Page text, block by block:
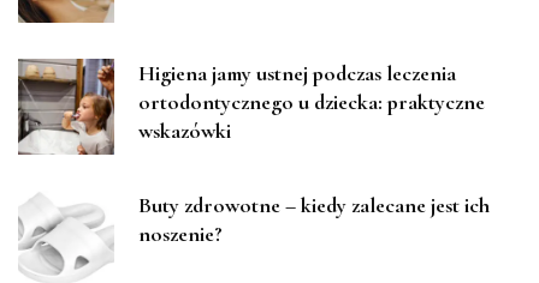
Higiena jamy ustnej podczas leczenia
ortodontycznego u dziecka: praktyczne
wskazówki
Buty zdrowotne – kiedy zalecane jest ich
noszenie?